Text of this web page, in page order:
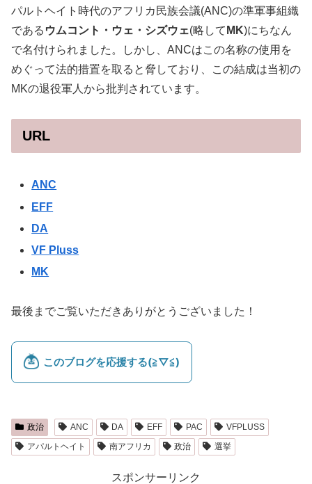
パルトヘイト時代のアフリカ民族会議(ANC)の準軍事組織
である ウムコント・ウェ・シズウェ(略して MK)にちなん
で名付けられました。しかし、ANCはこの名称の使用を
めぐって法的措置を取ると脅しており、この結成は当初の
MKの退役軍人から批判されています。
URL
ANC
EFF
DA
VF Pluss
MK
最後までご覧いただきありがとうございました！
政治 ANC DA EFF PAC
VFPLUSS
アパルトヘイト
南アフリカ 政治 選挙
スポンサーリンク